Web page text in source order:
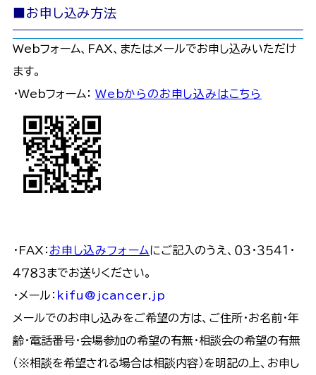
■お申し込み方法
Webフォーム、FAX、またはメールでお申し込みいただけ
ます。
・Webフォーム： Webからのお申し込みはこちら
・FAX： お申し込みフォームにご記入のうえ、０３・３５４１・
４７８３までお送りください。
・メール： kifu@jcancer.jp
メールでのお申し込みをご希望の方は、ご住所・お名前・年
齢・電話番号・会場参加の希望の有無・相談会の希望の有無
（※相談を希望される場合は相談内容）を明記の上、お申し